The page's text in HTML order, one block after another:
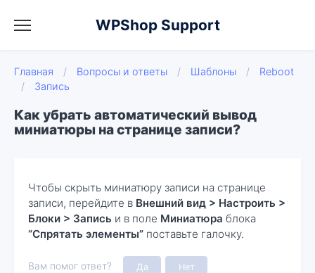
WPShop Support
Главная / Вопросы и ответы / Шаблоны /
Reboot
/
Запись
Как убрать автоматический вывод
миниатюры на странице записи?
Чтобы скрыть миниатюру записи на странице
записи, перейдите в Внешний вид > Настроить >​
Блоки > ​Запись и в поле Миниатюра блока
“Спрятать элементы” поставьте галочку.
Вам помог ответ? Да Нет